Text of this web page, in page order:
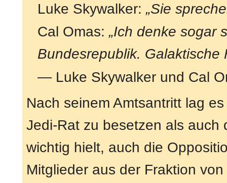
Luke Skywalker:„Sie
Cal Omas:„Ich denke sogar
Bundesrepublik. Galaktische
— Luke Skywalker und Cal
Nach seinem Amtsantritt lag
Jedi-Rat zu besetzen als auch
wichtig hielt, auch die
Mitglieder aus der Fraktion von